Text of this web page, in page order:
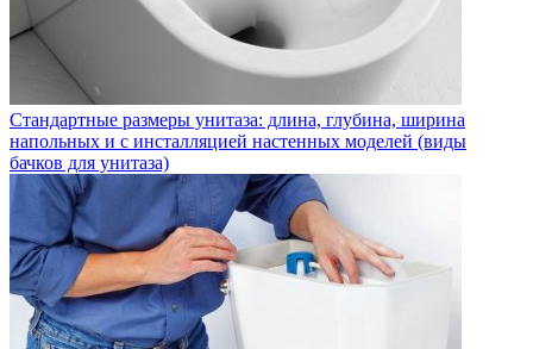
Стандартные размеры унитаза: длина, глубина, ширина
напольных и с инсталляцией настенных моделей (виды
бачков для унитаза)